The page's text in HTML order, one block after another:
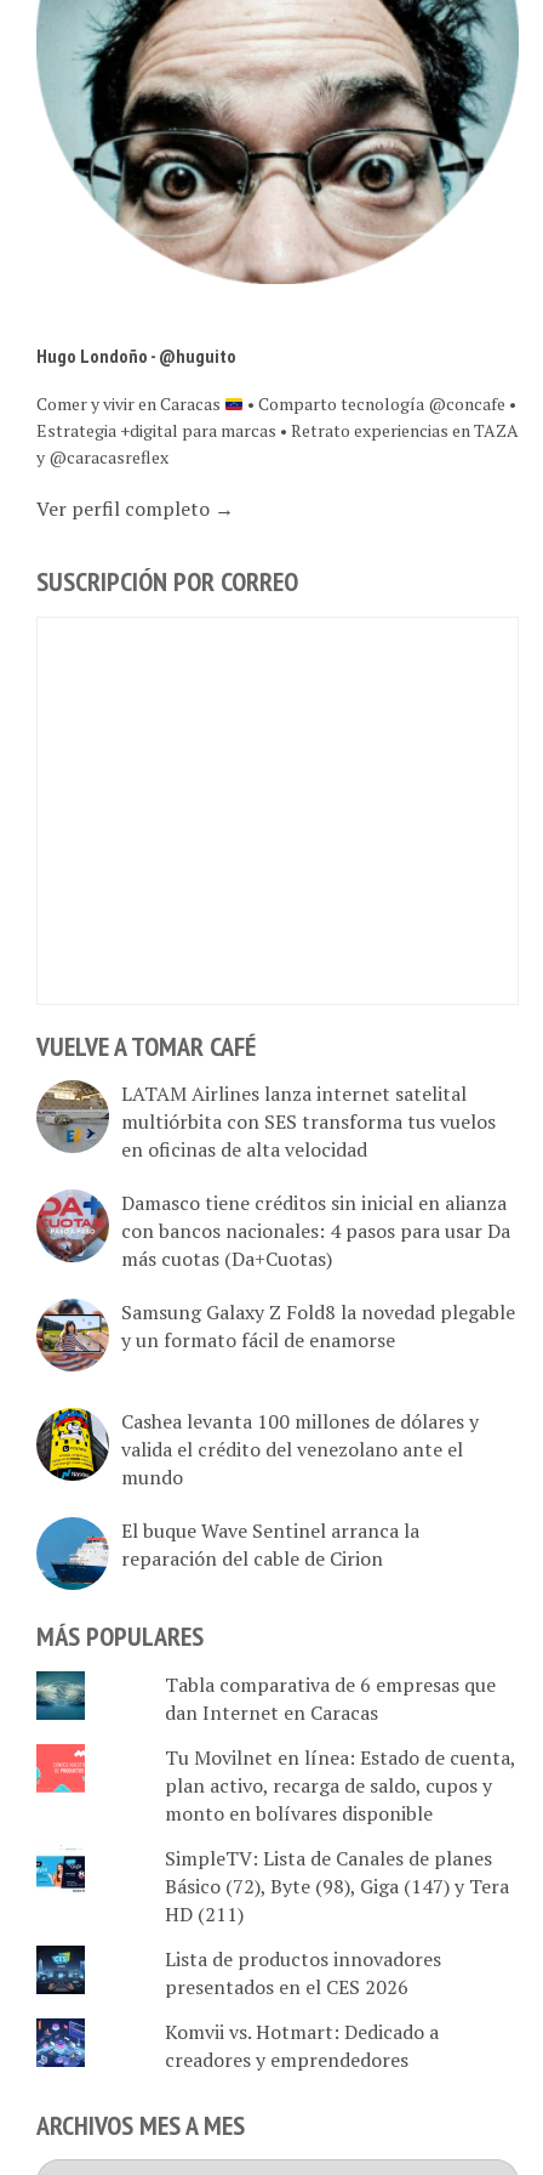
Hugo Londoño - @huguito
Comer y vivir en Caracas
• Comparto tecnología @concafe •
Estrategia +digital para marcas • Retrato experiencias en TAZA
y @caracasreflex
Ver perfil completo →
SUSCRIPCIÓN POR CORREO
VUELVE A TOMAR CAFÉ
LATAM Airlines lanza internet satelital
multiórbita con SES transforma tus vuelos
en oficinas de alta velocidad
Damasco tiene créditos sin inicial en alianza
con bancos nacionales: 4 pasos para usar Da
más cuotas (Da+Cuotas)
Samsung Galaxy Z Fold8 la novedad plegable
y un formato fácil de enamorse
Cashea levanta 100 millones de dólares y
valida el crédito del venezolano ante el
mundo
El buque Wave Sentinel arranca la
reparación del cable de Cirion
MÁS POPULARES
Tabla comparativa de 6 empresas que
dan Internet en Caracas
Tu Movilnet en línea: Estado de cuenta,
plan activo, recarga de saldo, cupos y
monto en bolívares disponible
SimpleTV: Lista de Canales de planes
Básico (72), Byte (98), Giga (147) y Tera
HD (211)
Lista de productos innovadores
presentados en el CES 2026
Komvii vs. Hotmart: Dedicado a
creadores y emprendedores
ARCHIVOS MES A MES